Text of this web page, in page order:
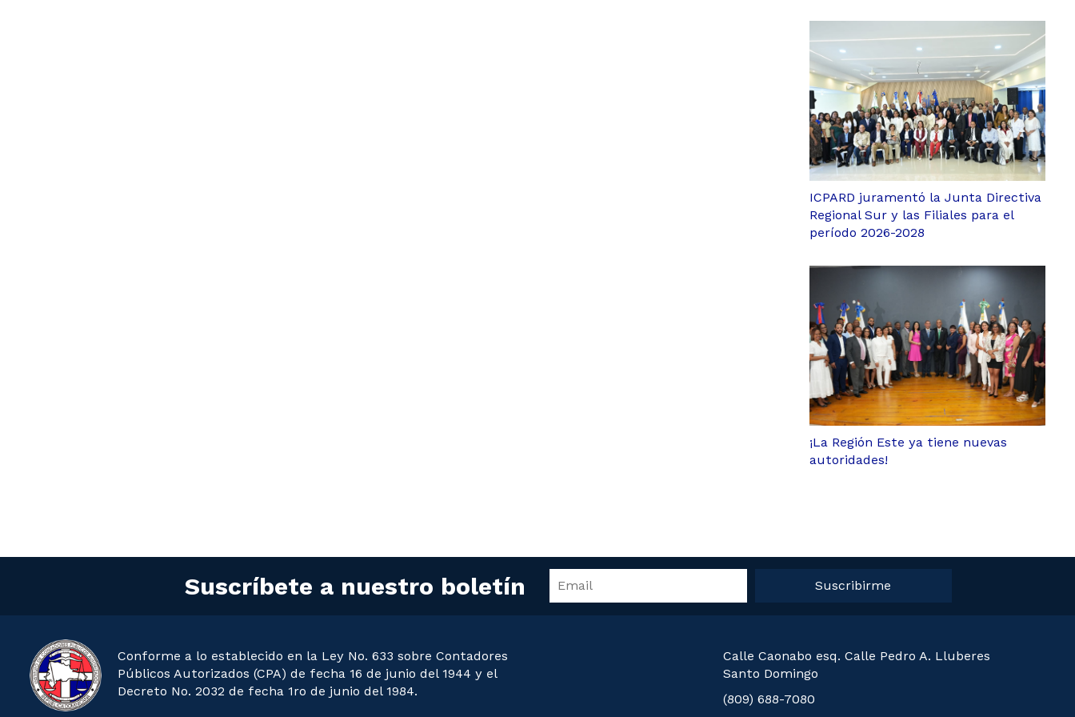
ICPARD juramentó la Junta Directiva
Regional Sur y las Filiales para el
período 2026-2028
¡La Región Este ya tiene nuevas
autoridades!
Suscríbete a nuestro boletín Suscribirme
Conforme a lo establecido en la Ley No. 633 sobre Contadores
Públicos Autorizados (CPA) de fecha 16 de junio del 1944 y el
Decreto No. 2032 de fecha 1ro de junio del 1984.
Calle Caonabo esq. Calle Pedro A. Lluberes
Santo Domingo
(809) 688-7080